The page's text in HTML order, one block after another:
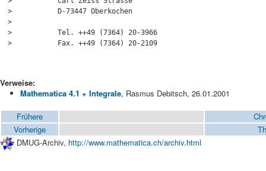
>           D-73447 Oberkochen
>
>           Tel. ++49 (7364) 20-3966
>           Fax. ++49 (7364) 20-2109
Verweise:
Mathematica 4.1 + Integrale, Rasmus Debitsch, 26.01.2001
Frühere
Vorherige
DMUG-Archiv, http://www.mathematica.ch/archiv.html